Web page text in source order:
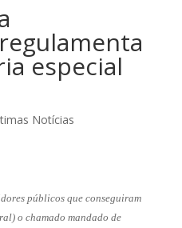
especial
Notícias
públicos que conseguiram
o chamado mandado de